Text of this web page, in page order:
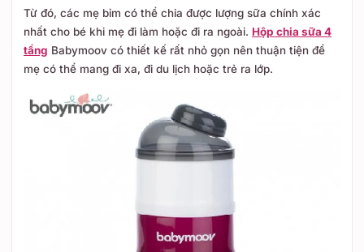
Từ đó, các mẹ bỉm có thể chia được lượng sữa chính xác
nhất cho bé khi mẹ đi làm hoặc đi ra ngoài. Hộp chia sữa 4
tầng Babymoov có thiết kế rất nhỏ gọn nên thuận tiện để
mẹ có thể mang đi xa, đi du lịch hoặc trẻ ra lớp.